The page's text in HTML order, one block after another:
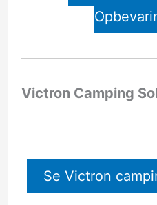
Victron Camping
Se Victron